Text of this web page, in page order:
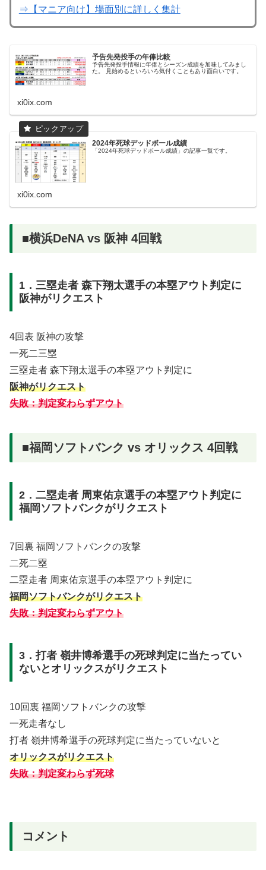
⇒【マニア向け】場面別に詳しく集計
予告先発投手の年俸比較
予告先発投手情報に年俸とシーズン成績を加味してみまし
た。 見始めるといろいろ気付くこともあり面白いです。
xi0ix.com
2024年死球デッドボール成績
「2024年死球デッドボール成績」の記事一覧です。
xi0ix.com
■横浜DeNA vs 阪神 4回戦
1．三塁走者 森下翔太選手の本塁アウト判定に
阪神がリクエスト
4回表 阪神の攻撃
一死二三塁
三塁走者 森下翔太選手の本塁アウト判定に
阪神がリクエスト
失敗：判定変わらずアウト
■福岡ソフトバンク vs オリックス 4回戦
2．二塁走者 周東佑京選手の本塁アウト判定に
福岡ソフトバンクがリクエスト
7回裏 福岡ソフトバンクの攻撃
二死二塁
二塁走者 周東佑京選手の本塁アウト判定に
福岡ソフトバンクがリクエスト
失敗：判定変わらずアウト
3．打者 嶺井博希選手の死球判定に当たってい
ないとオリックスがリクエスト
10回裏 福岡ソフトバンクの攻撃
一死走者なし
打者 嶺井博希選手の死球判定に当たっていないと
オリックスがリクエスト
失敗：判定変わらず死球
コメント